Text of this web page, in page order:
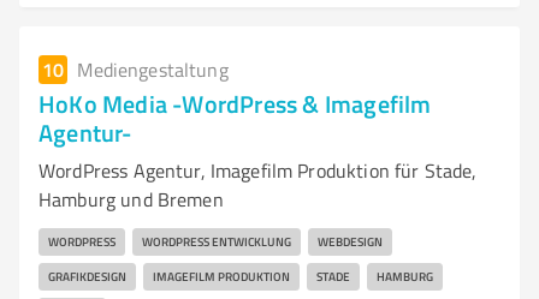
10 Mediengestaltung
HoKo Media -WordPress & Imagefilm
Agentur-
WordPress Agentur, Imagefilm Produktion für Stade,
Hamburg und Bremen
WORDPRESS WORDPRESS ENTWICKLUNG WEBDESIGN
GRAFIKDESIGN IMAGEFILM PRODUKTION STADE HAMBURG